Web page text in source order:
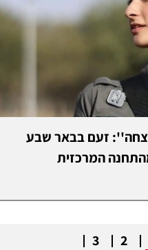
זעם בבאר שבע
המרכזית
2
3